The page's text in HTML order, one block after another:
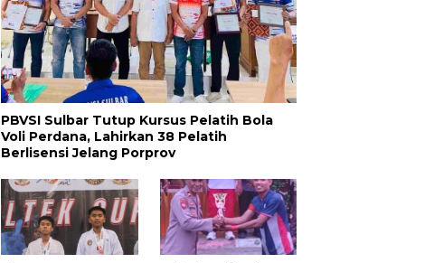
PBVSI Sulbar Tutup Kursus Pelatih Bola
Voli Perdana, Lahirkan 38 Pelatih
Berlisensi Jelang Porprov